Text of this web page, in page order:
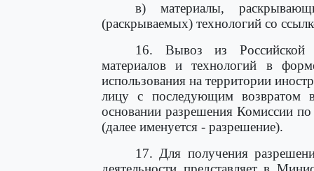
в) материалы,
(раскрываемых) технологий со
16. Вывоз из Российской
материалов и технологий в
использования на территории
лицу с последующим возвратом
основании разрешения Комиссии
(далее именуется - разрешение).
17. Для получения